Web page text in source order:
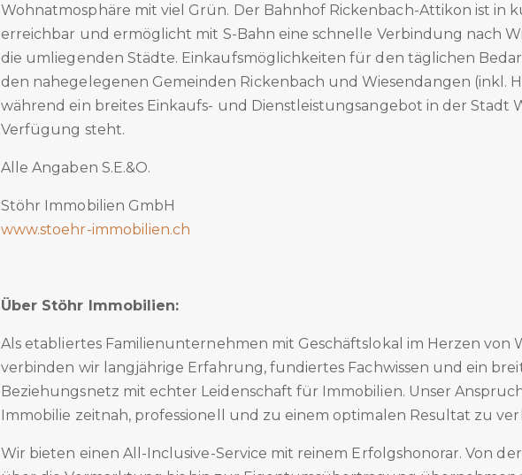
Wohnatmosphäre mit viel Grün. Der Bahnhof Rickenbach-Attikon ist in
erreichbar und ermöglicht mit S-Bahn eine schnelle Verbindung nach
die umliegenden Städte. Einkaufsmöglichkeiten für den täglichen
den nahegelegenen Gemeinden Rickenbach und Wiesendangen (inkl.
während ein breites Einkaufs- und Dienstleistungsangebot in der Stadt
Verfügung steht.
Alle Angaben S.E.&O.
Stöhr Immobilien GmbH
www.stoehr-immobilien.ch
Über Stöhr Immobilien:
Als etabliertes Familienunternehmen mit Geschäftslokal im Herzen von
verbinden wir langjährige Erfahrung, fundiertes Fachwissen und ein
Beziehungsnetz mit echter Leidenschaft für Immobilien. Unser
Immobilie zeitnah, professionell und zu einem optimalen Resultat zu
Wir bieten einen All-Inclusive-Service mit reinem Erfolgshonorar. Von